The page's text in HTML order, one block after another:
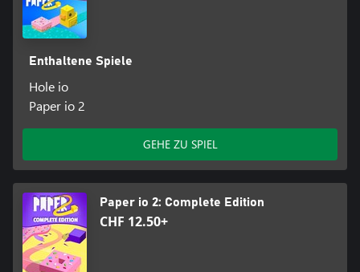
Enthaltene Spiele
Hole io
Paper io 2
GEHE ZU SPIEL
Paper io 2: Complete Edition
CHF 12.50+